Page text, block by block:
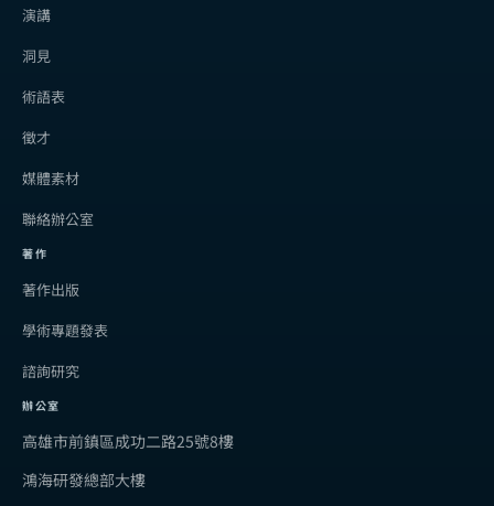
演講
洞見
術語表
徵才
媒體素材
聯絡辦公室
著作
著作出版
學術專題發表
諮詢研究
辦公室
高雄市前鎮區成功二路25號8樓
鴻海研發總部大樓